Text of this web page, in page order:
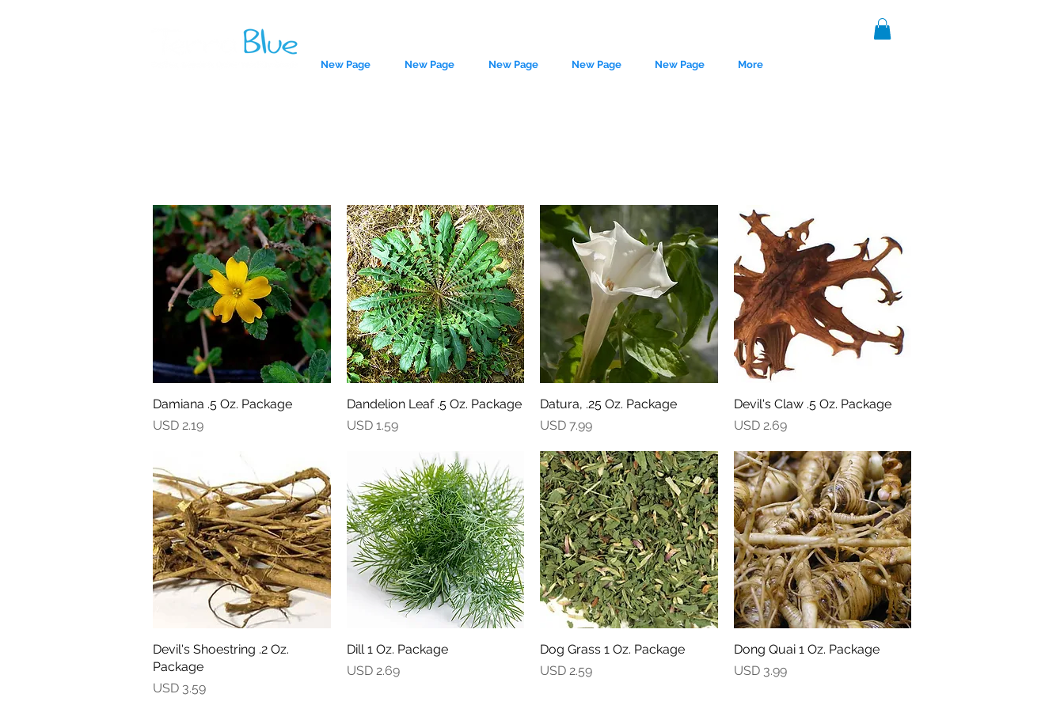
New Page New Page New Page New Page New Page More
A reliable source of metaphysical goods since 1999.
Vista rápida
Damiana .5 Oz. Package
Precio
USD 2.19
Vista rápida
Dandelion Leaf .5 Oz. Package
Precio
USD 1.59
Vista rápida
Datura, .25 Oz. Package
Precio
USD 7.99
Vista rápida
Devil's Claw .5 Oz. Package
Precio
USD 2.69
Vista rápida
Devil's Shoestring .2 Oz.
Package
Precio
USD 3.59
Vista rápida
Dill 1 Oz. Package
Precio
USD 2.69
Vista rápida
Dog Grass 1 Oz. Package
Precio
USD 2.59
Vista rápida
Dong Quai 1 Oz. Package
Precio
USD 3.99